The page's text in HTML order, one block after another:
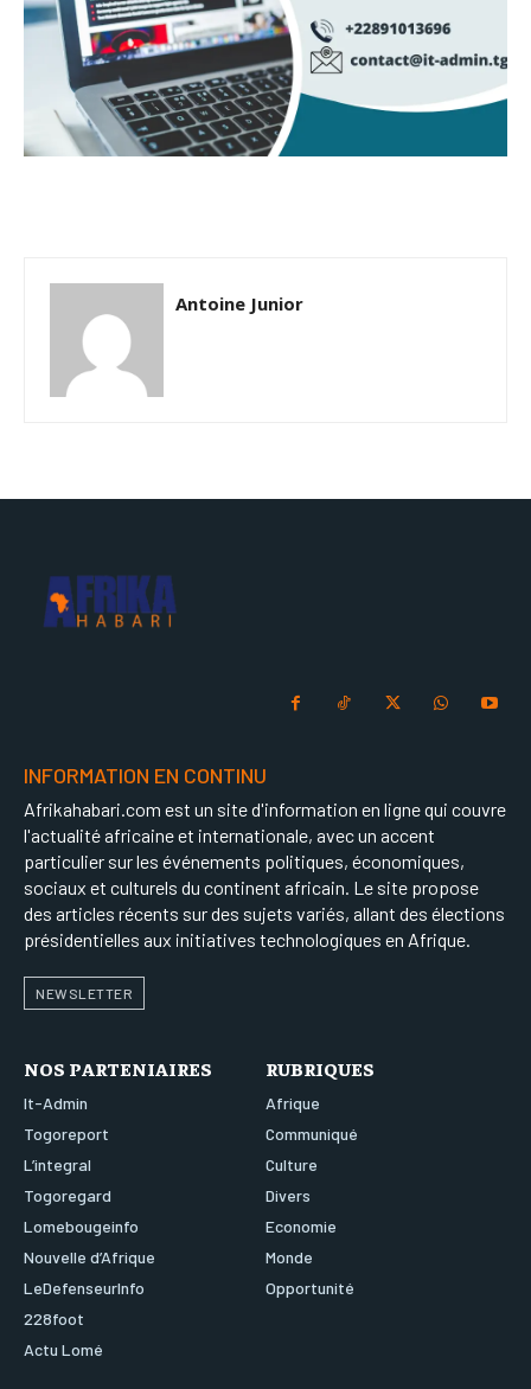
Antoine Junior
INFORMATION EN CONTINU
Afrikahabari.com est un site d'information en ligne qui couvre
l'actualité africaine et internationale, avec un accent
particulier sur les événements politiques, économiques,
sociaux et culturels du continent africain. Le site propose
des articles récents sur des sujets variés, allant des élections
présidentielles aux initiatives technologiques en Afrique.
NEWSLETTER
NOS PARTENIAIRES
It-Admin
Togoreport
L’integral
Togoregard
Lomebougeinfo
Nouvelle d’Afrique
LeDefenseurInfo
228foot
Actu Lomé
RUBRIQUES
Afrique
Communiqué
Culture
Divers
Economie
Monde
Opportunité